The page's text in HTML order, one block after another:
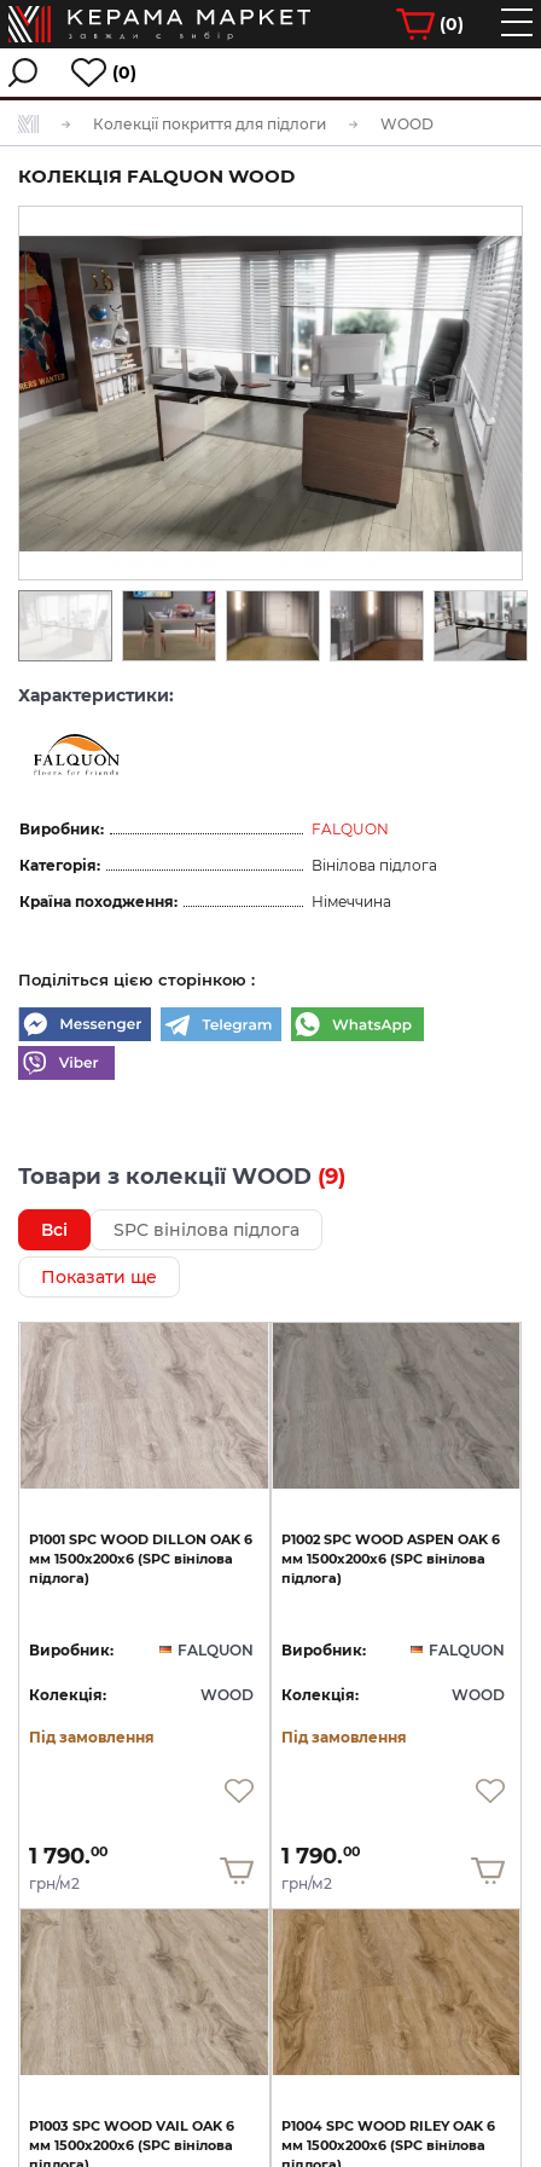
(0)
(0)
Колекції покриття для підлоги WOOD
КОЛЕКЦІЯ FALQUON WOOD
Характеристики:
Виробник:
FALQUON
Категорія:
Вінілова підлога
Країна походження:
Німеччина
Поділіться цією сторінкою :
Товари з колекції WOOD (9)
Всі SPC вінілова підлога
Показати ще
P1001 SPC WOOD DILLON OAK 6
мм 1500х200х6 (SPC вінілова
підлога)
Виробник: FALQUON
Колекція: WOOD
Під замовлення
1 790.00
грн/м2
P1002 SPC WOOD ASPEN OAK 6
мм 1500х200х6 (SPC вінілова
підлога)
Виробник: FALQUON
Колекція: WOOD
Під замовлення
1 790.00
грн/м2
P1003 SPC WOOD VAIL OAK 6
мм 1500х200х6 (SPC вінілова
P1004 SPC WOOD RILEY OAK 6
мм 1500х200х6 (SPC вінілова